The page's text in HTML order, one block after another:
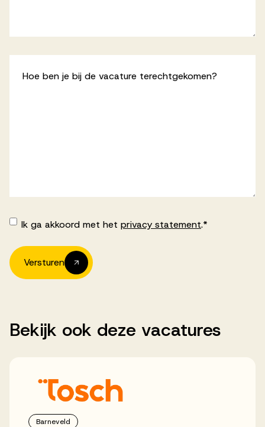
Hoe ben je bij de vacature terechtgekomen?
Akkoord
Algemene
voorwaarden*
Ik ga akkoord met het privacy statement.*
Versturen
Bekijk ook deze vacatures
Barneveld